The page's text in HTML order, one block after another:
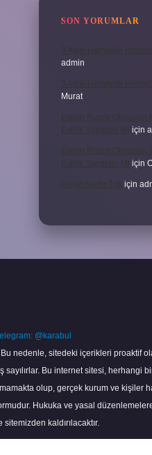
SON YORUMLAR
3 Aylık Hamilelik
admin
3 Aylık Hamilelik
Murat
Eşinin Rızası Olmadan
Evlilik Yapabilir Mi için
Eşinin Rızası Olmadan
Evlilik Yapabilir Mi için
Haşat Nedir Tdk için
@karabul
nedenle, sitedeki içerikleri proaktif
Bu internet sitesi, herhangi
olup, gerçek kurum ve kişiler
Hukuka ve yasal
kaldırılacaktır.